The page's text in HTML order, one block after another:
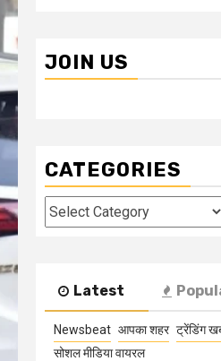
JOIN US
CATEGORIES
Categories
Latest
Newsbeat आपका शहर ट्रेंडिंग
सोशल मीडिया वायरल